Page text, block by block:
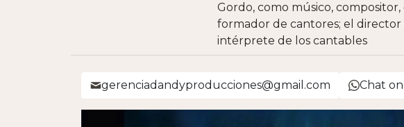
Gordo, como músico,
formador de cantores; el
intérprete de los cantables
gerenciadandyproducciones@gmail.com Chat